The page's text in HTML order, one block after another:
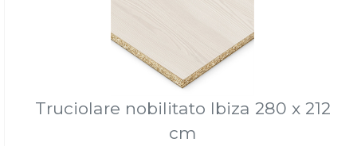
Truciolare nobilitato Ibiza 280 x 212
cm